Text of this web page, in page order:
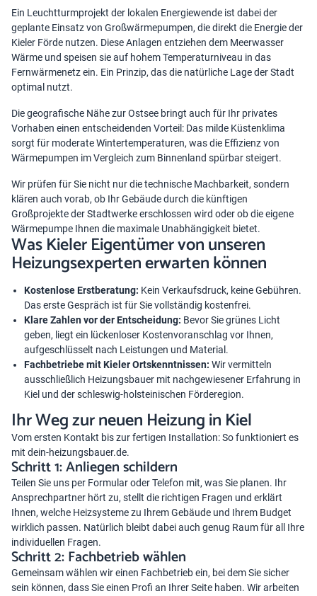
Ein Leuchtturmprojekt der lokalen Energiewende ist dabei der
geplante Einsatz von Großwärmepumpen, die direkt die Energie der
Kieler Förde nutzen. Diese Anlagen entziehen dem Meerwasser
Wärme und speisen sie auf hohem Temperaturniveau in das
Fernwärmenetz ein. Ein Prinzip, das die natürliche Lage der Stadt
optimal nutzt.
Die geografische Nähe zur Ostsee bringt auch für Ihr privates
Vorhaben einen entscheidenden Vorteil: Das milde Küstenklima
sorgt für moderate Wintertemperaturen, was die Effizienz von
Wärmepumpen im Vergleich zum Binnenland spürbar steigert.
Wir prüfen für Sie nicht nur die technische Machbarkeit, sondern
klären auch vorab, ob Ihr Gebäude durch die künftigen
Großprojekte der Stadtwerke erschlossen wird oder ob die eigene
Wärmepumpe Ihnen die maximale Unabhängigkeit bietet.
Was Kieler Eigentümer von unseren
Heizungsexperten erwarten können
Kostenlose Erstberatung: Kein Verkaufsdruck, keine Gebühren.
Das erste Gespräch ist für Sie vollständig kostenfrei.
Klare Zahlen vor der Entscheidung: Bevor Sie grünes Licht
geben, liegt ein lückenloser Kostenvoranschlag vor Ihnen,
aufgeschlüsselt nach Leistungen und Material.
Fachbetriebe mit Kieler Ortskenntnissen: Wir vermitteln
ausschließlich Heizungsbauer mit nachgewiesener Erfahrung in
Kiel und der schleswig-holsteinischen Förderegion.
Ihr Weg zur neuen Heizung in Kiel
Vom ersten Kontakt bis zur fertigen Installation: So funktioniert es
mit dein-heizungsbauer.de.
Schritt 1: Anliegen schildern
Teilen Sie uns per Formular oder Telefon mit, was Sie planen. Ihr
Ansprechpartner hört zu, stellt die richtigen Fragen und erklärt
Ihnen, welche Heizsysteme zu Ihrem Gebäude und Ihrem Budget
wirklich passen. Natürlich bleibt dabei auch genug Raum für all Ihre
individuellen Fragen.
Schritt 2: Fachbetrieb wählen
Gemeinsam wählen wir einen Fachbetrieb ein, bei dem Sie sicher
sein können, dass Sie einen Profi an Ihrer Seite haben. Wir arbeiten